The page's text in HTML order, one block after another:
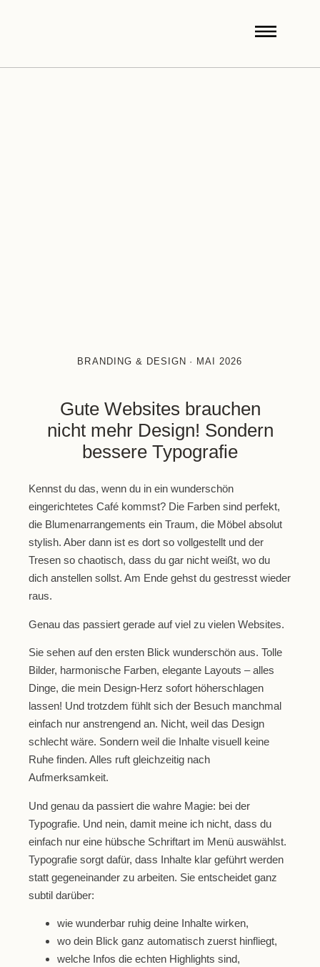
BRANDING & DESIGN · MAI 2026
Gute Websites brauchen
nicht mehr Design! Sondern
bessere Typografie
Kennst du das, wenn du in ein wunderschön
eingerichtetes Café kommst? Die Farben sind perfekt,
die Blumenarrangements ein Traum, die Möbel absolut
stylish. Aber dann ist es dort so vollgestellt und der
Tresen so chaotisch, dass du gar nicht weißt, wo du
dich anstellen sollst. Am Ende gehst du gestresst wieder
raus.
Genau das passiert gerade auf viel zu vielen Websites.
Sie sehen auf den ersten Blick wunderschön aus. Tolle
Bilder, harmonische Farben, elegante Layouts – alles
Dinge, die mein Design-Herz sofort höherschlagen
lassen! Und trotzdem fühlt sich der Besuch manchmal
einfach nur anstrengend an. Nicht, weil das Design
schlecht wäre. Sondern weil die Inhalte visuell keine
Ruhe finden. Alles ruft gleichzeitig nach
Aufmerksamkeit.
Und genau da passiert die wahre Magie: bei der
Typografie. Und nein, damit meine ich nicht, dass du
einfach nur eine hübsche Schriftart im Menü auswählst.
Typografie sorgt dafür, dass Inhalte klar geführt werden
statt gegeneinander zu arbeiten. Sie entscheidet ganz
subtil darüber:
wie wunderbar ruhig deine Inhalte wirken,
wo dein Blick ganz automatisch zuerst hinfliegt,
welche Infos die echten Highlights sind,